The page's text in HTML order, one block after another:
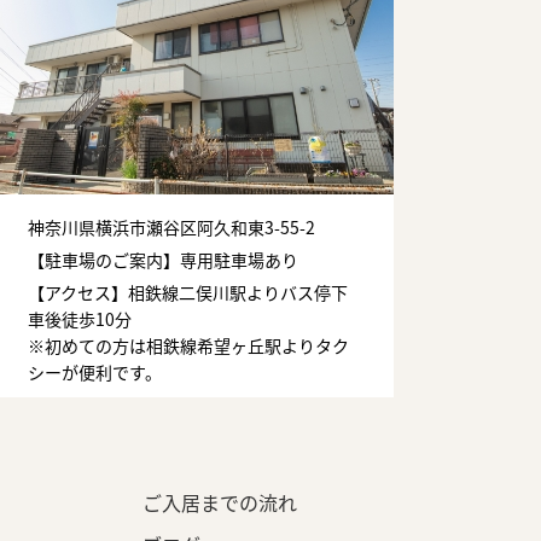
神奈川県横浜市瀬谷区阿久和東3-55-2
【駐車場のご案内】専用駐車場あり
【アクセス】相鉄線二俣川駅よりバス停下
車後徒歩10分
※初めての方は相鉄線希望ヶ丘駅よりタク
シーが便利です。
ご入居までの流れ